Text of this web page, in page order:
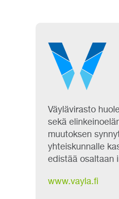
Väylävirasto
sekä
muutoksen
yhteiskunnalle
edistää osaltaan
www.vayla.fi